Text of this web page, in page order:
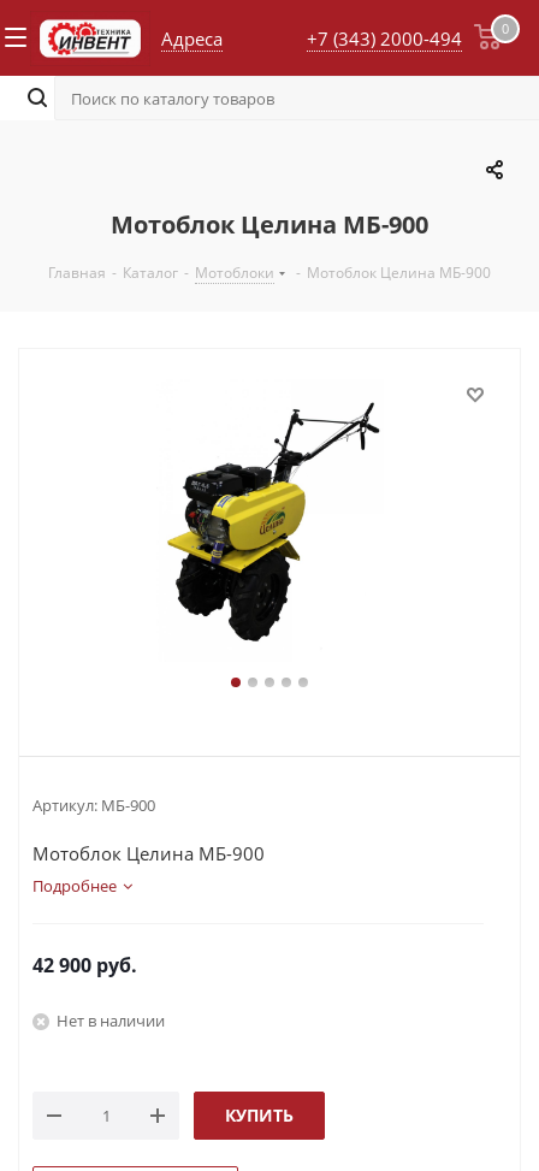
Адреса 0
+7 (343) 2000-494
Мотоблок Целина МБ-900
Главная - Каталог - Мотоблоки - Мотоблок Целина МБ-900
Артикул: МБ-900
Мотоблок Целина МБ-900
Подробнее
42 900 руб.
Нет в наличии
КУПИТЬ